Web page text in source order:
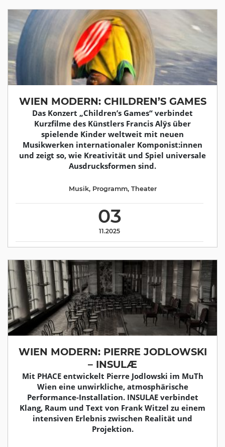
WIEN MODERN: CHILDREN’S GAMES
Das Konzert „Children’s Games“ verbindet
Kurzfilme des Künstlers Francis Alÿs über
spielende Kinder weltweit mit neuen
Musikwerken internationaler Komponist:innen
und zeigt so, wie Kreativität und Spiel universale
Ausdrucksformen sind.
03
11.2025
Musik, Programm, Theater
WIEN MODERN: PIERRE JODLOWSKI
– INSULÆ
Mit PHACE entwickelt Pierre Jodlowski im MuTh
Wien eine unwirkliche, atmosphärische
Performance-Installation. INSULAE verbindet
Klang, Raum und Text von Frank Witzel zu einem
intensiven Erlebnis zwischen Realität und
Projektion.